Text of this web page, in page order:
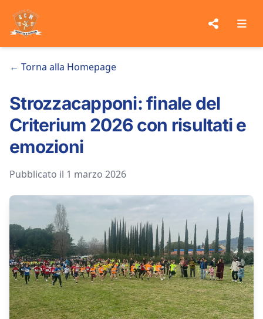
← Torna alla Homepage
Strozzacapponi: finale del
Criterium 2026 con risultati e
emozioni
Pubblicato il 1 marzo 2026